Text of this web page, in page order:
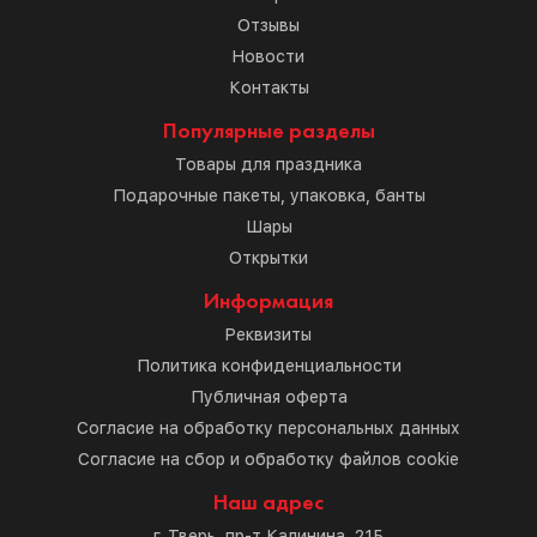
Отзывы
Новости
Контакты
Популярные разделы
Товары для праздника
Подарочные пакеты, упаковка, банты
Шары
Открытки
Информация
Реквизиты
Политика конфиденциальности
Публичная оферта
Согласие на обработку персональных данных
Согласие на сбор и обработку файлов cookie
Наш адрес